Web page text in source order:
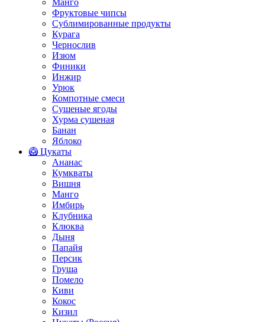
Фруктовые чипсы
Сублимированные продукты
Курага
Чернослив
Изюм
Финики
Инжир
Урюк
Компотные смеси
Сушеные ягоды
Хурма сушеная
Банан
Яблоко
🥝 Цукаты
Ананас
Кумкваты
Вишня
Манго
Имбирь
Клубника
Клюква
Дыня
Папайя
Персик
Груша
Помело
Киви
Кокос
Кизил